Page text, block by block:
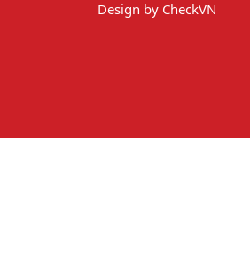
Design by CheckVN